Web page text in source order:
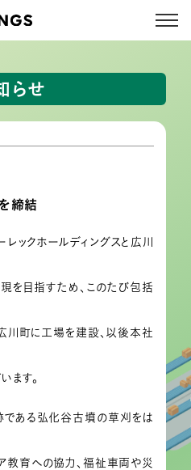
らせ
締結
レックホールディングスと広川
を目指すため、このたび包括
川町に工場を建設、以後本社
ます。
ある弘化谷古墳の草刈をは
教育への協力、福祉車両や災